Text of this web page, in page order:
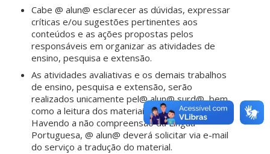
Cabe @ alun@ esclarecer as dúvidas, expressar
críticas e/ou sugestões pertinentes aos
conteúdos e as ações propostas pelos
responsáveis em organizar as atividades de
ensino, pesquisa e extensão.
As atividades avaliativas e os demais trabalhos
de ensino, pesquisa e extensão, serão
realizados unicamente pel@ alun@ surd@, bem
como a leitura dos materiais solicitados.
Havendo a não compreensão da Língua
Portuguesa, @ alun@ deverá solicitar via e-mail
do serviço a tradução do material.